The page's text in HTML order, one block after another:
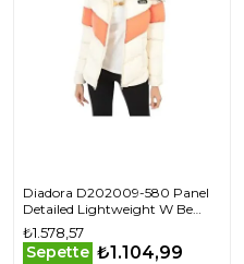
Diadora D202009-580 Panel
Detailed Lightweight W Be
One Kadın Mont
₺1.578,57
Sepette ₺1.104,99